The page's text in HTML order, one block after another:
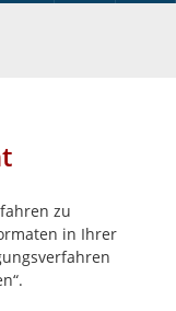
zu
in Ihrer